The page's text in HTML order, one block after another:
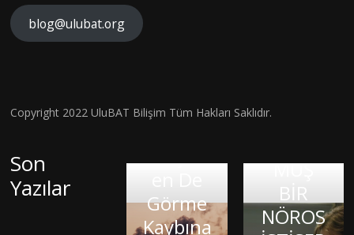
blog@ulubat.org
Copyright 2022 UluBAT Bilişim Tüm Hakları Saklıdır.
Son
Yazılar
BEYİN
SI BİR
ATİK
DAHİSİ
OLMAK:
Hava
Görme
Kaybına
İnsan:
Brad
MLARIN
IN
FİZYOL
TARİHS
EL
SÜREÇ
KIRIK
KALPLE
KTANISI
MUŞ
BİR
NÖROS